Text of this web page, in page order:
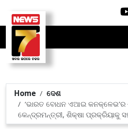
Home
ଦେଶ
‘ଭାରତ ବୋଧନ ଏଆଇ
କେନ୍ଦ୍ରମନ୍ତ୍ରୀ, ଶିକ୍ଷା ପ୍ରକ୍ରିୟାକୁ